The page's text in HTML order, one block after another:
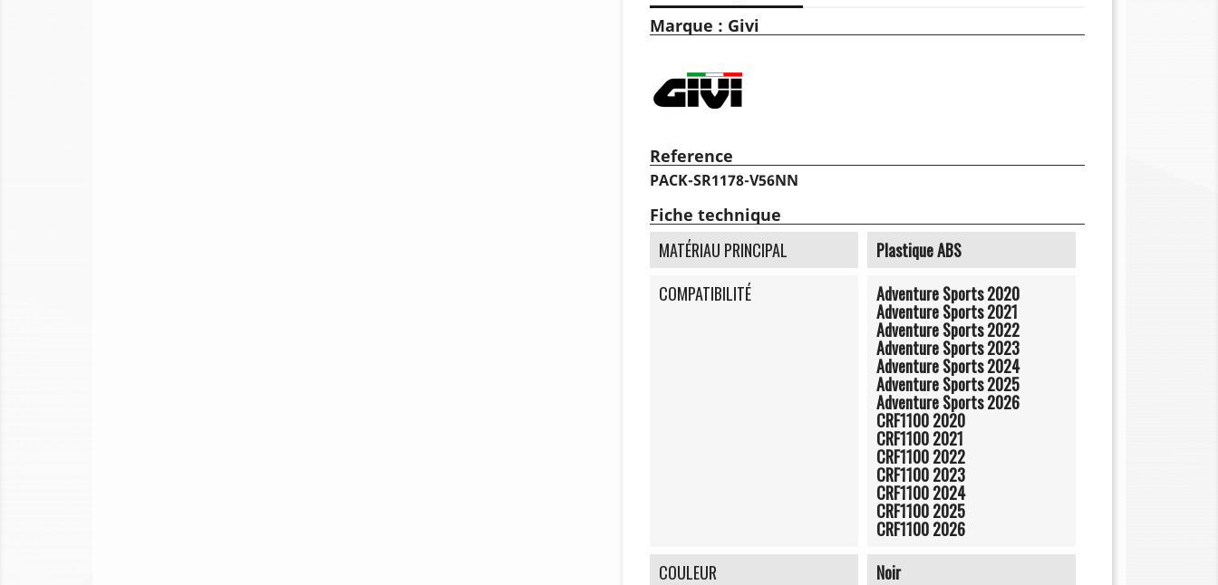
Marque : Givi
Reference
PACK-SR1178-V56NN
Fiche technique
MATÉRIAU PRINCIPAL
Plastique ABS
COMPATIBILITÉ
Adventure Sports 2020
Adventure Sports 2021
Adventure Sports 2022
Adventure Sports 2023
Adventure Sports 2024
Adventure Sports 2025
Adventure Sports 2026
CRF1100 2020
CRF1100 2021
CRF1100 2022
CRF1100 2023
CRF1100 2024
CRF1100 2025
CRF1100 2026
COULEUR
Noir